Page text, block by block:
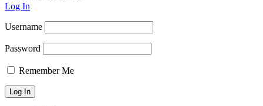
Log In
Username
Password
Remember Me